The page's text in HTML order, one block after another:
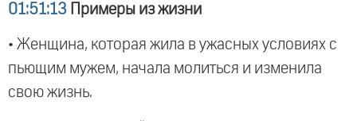
01:51:13 Примеры из жизни
• Женщина, которая жила в ужасных условиях с
пьющим мужем, начала молиться и изменила
свою жизнь.